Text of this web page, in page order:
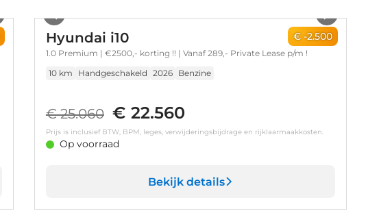
€ -2.500
Hyundai i10
1.0 Premium | €2500,- korting !! | Vanaf 289,- Private Lease p/m !
10 km
Handgeschakeld 2026 Benzine
€ 25.060 € 22.560
Prijs is inclusief BTW, BPM, leges, verwijderingsbijdrage en rijklaarmaakkosten.
Op voorraad
Bekijk details